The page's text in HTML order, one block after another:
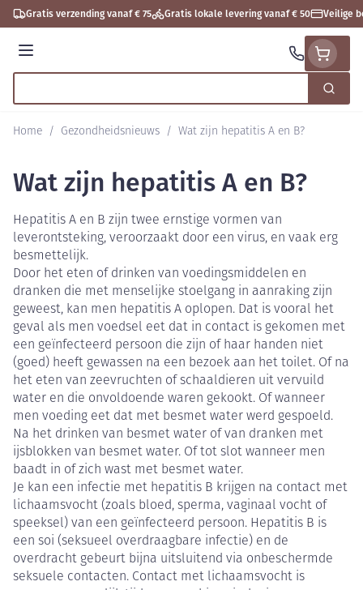
Ga naar de inhoud
Gratis verzending vanaf € 75 Gratis lokale levering vanaf € 50 Veilige
Menu
Zoek
Home / Gezondheidsnieuws / Wat zijn hepatitis A en B?
Wat zijn hepatitis A en B?
Hepatitis A en B zijn twee ernstige vormen van
leverontsteking, veroorzaakt door een virus, en vaak erg
besmettelijk.
Door het eten of drinken van voedingsmiddelen en
dranken die met menselijke stoelgang in aanraking zijn
geweest, kan men hepatitis A oplopen. Dat is vooral het
geval als men voedsel eet dat in contact is gekomen met
een geïnfecteerd persoon die zijn of haar handen niet
(goed) heeft gewassen na een bezoek aan het toilet. Of na
het eten van zeevruchten of schaaldieren uit vervuild
water en die onvoldoende waren gekookt. Of wanneer
men voeding eet dat met besmet water werd gespoeld.
Na het drinken van besmet water of van dranken met
ijsblokken van besmet water. Of tot slot wanneer men
baadt in of zich wast met besmet water.
Je kan een infectie met hepatitis B krijgen na contact met
lichaamsvocht (zoals bloed, sperma, vaginaal vocht of
speeksel) van een geïnfecteerd persoon. Hepatitis B is
een soi (seksueel overdraagbare infectie) en de
overdracht gebeurt bijna uitsluitend via onbeschermde
seksuele contacten. Contact met lichaamsvocht is